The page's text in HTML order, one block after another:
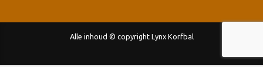
Alle inhoud © copyright Lynx Korfbal